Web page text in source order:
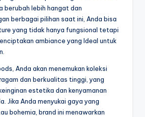
berubah lebih hangat dan
berbagai pilihan saat ini, Anda bisa
yang tidak hanya fungsional tetapi
ambiance yang Ideal untuk
Anda akan menemukan koleksi
dan berkualitas tinggi, yang
estetika dan kenyamanan
Jika Anda menyukai gaya yang
bohemia, brand ini menawarkan